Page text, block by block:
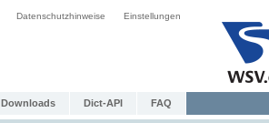
Datenschutzhinweise Einstellungen
Downloads Dict-API FAQ